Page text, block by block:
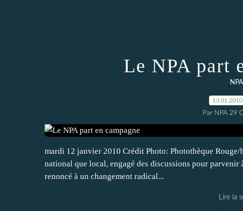
Le NPA part
NPA
13.01.2010
Par NPA 29
mardi 12 janvier 2010 Crédit Photo: Photothèque Rouge/
national que local, engagé des discussions pour
renoncé à un changement radical...
Lire la